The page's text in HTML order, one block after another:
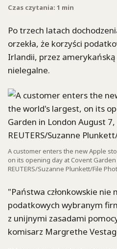
Czas czytania: 1 min
Po trzech latach
orzekła, że korzyści
Irlandii, przez
nielegalne.
A customer enters the new Apple
on its opening day at Covent
REUTERS/Suzanne Plunkett/File
"Państwa członkowskie nie
podatkowych wybranym
z unijnymi zasadami
komisarz Margrethe